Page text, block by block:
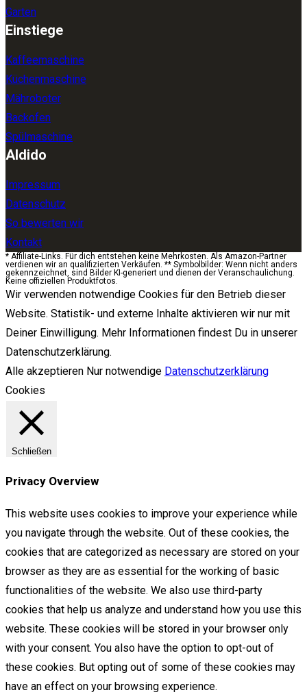
Garten
Einstiege
Kaffeemaschine
Küchenmaschine
Mähroboter
Backofen
Spülmaschine
Aldido
Impressum
Datenschutz
So bewerten wir
Kontakt
* Affiliate-Links. Für dich entstehen keine Mehrkosten. Als Amazon-Partner
verdienen wir an qualifizierten Verkäufen. ** Symbolbilder: Wenn nicht anders
gekennzeichnet, sind Bilder KI-generiert und dienen der Veranschaulichung.
Keine offiziellen Produktfotos.
Wir verwenden notwendige Cookies für den Betrieb dieser
Website. Statistik- und externe Inhalte aktivieren wir nur mit
Deiner Einwilligung. Mehr Informationen findest Du in unserer
Datenschutzerklärung.
Alle akzeptieren Nur notwendige Datenschutzerklärung
Cookies
Schließen
Privacy Overview
This website uses cookies to improve your experience while
you navigate through the website. Out of these cookies, the
cookies that are categorized as necessary are stored on your
browser as they are as essential for the working of basic
functionalities of the website. We also use third-party
cookies that help us analyze and understand how you use this
website. These cookies will be stored in your browser only
with your consent. You also have the option to opt-out of
these cookies. But opting out of some of these cookies may
have an effect on your browsing experience.